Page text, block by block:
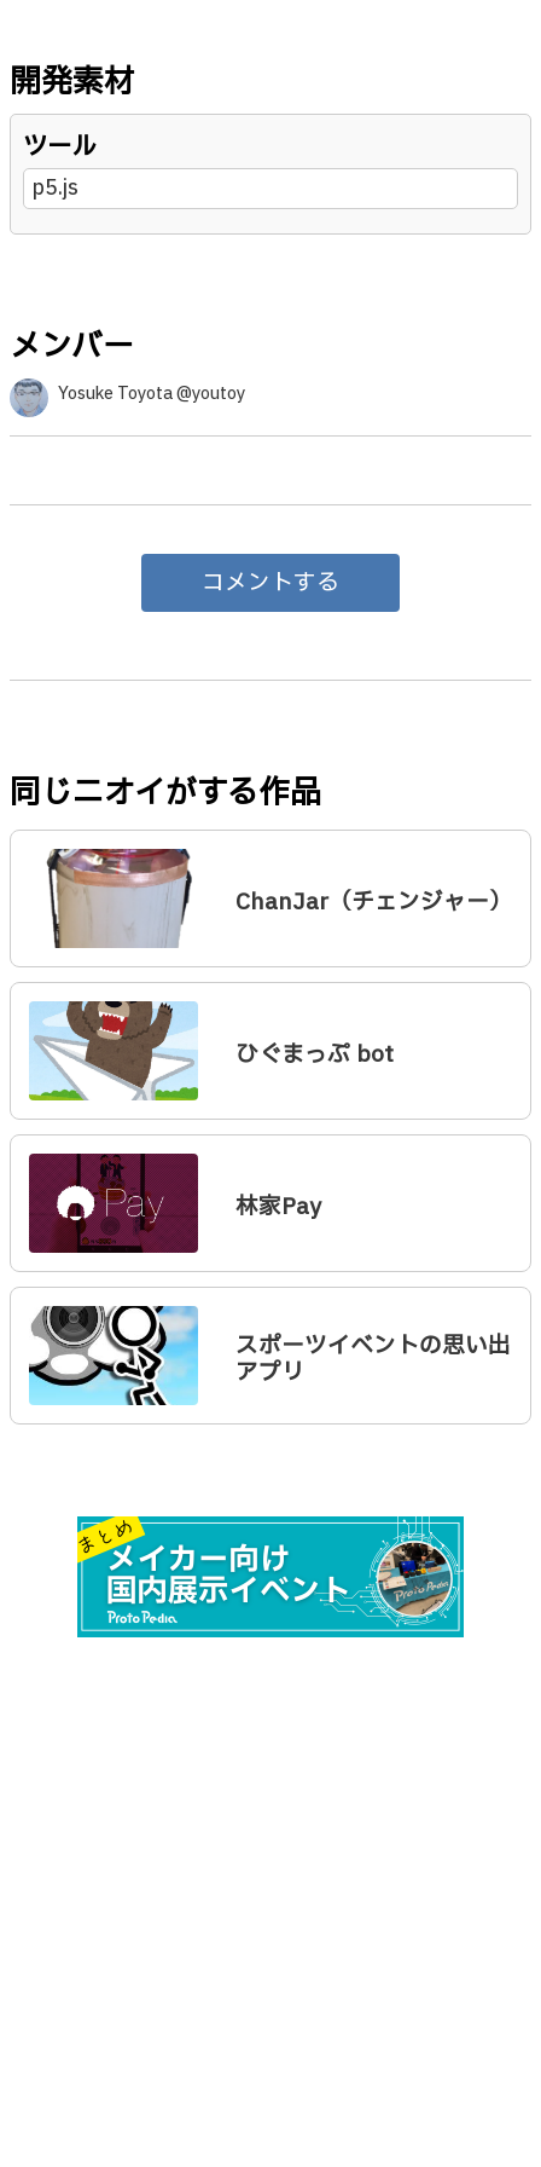
開発素材
ツール
p5.js
メンバー
Yosuke Toyota @youtoy
コメントする
同じニオイがする作品
ChanJar（チェンジャー）
ひぐまっぷ bot
林家Pay
スポーツイベントの思い出
アプリ